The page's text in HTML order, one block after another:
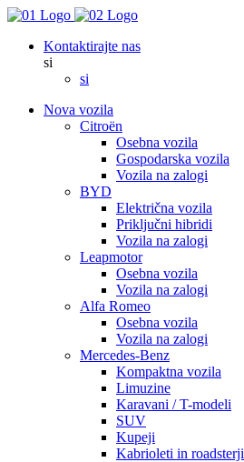
Kontaktirajte nas
si
si
Nova vozila
Citroën
Osebna vozila
Gospodarska vozila
Vozila na zalogi
BYD
Električna vozila
Priključni hibridi
Vozila na zalogi
Leapmotor
Osebna vozila
Vozila na zalogi
Alfa Romeo
Osebna vozila
Vozila na zalogi
Mercedes-Benz
Kompaktna vozila
Limuzine
Karavani / T-modeli
SUV
Kupeji
Kabrioleti in roadsterji